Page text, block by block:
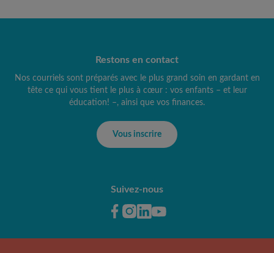
Restons en contact
Nos courriels sont préparés avec le plus grand soin en gardant en
tête ce qui vous tient le plus à cœur : vos enfants – et leur
éducation! –, ainsi que vos finances.
Vous inscrire
Suivez-nous